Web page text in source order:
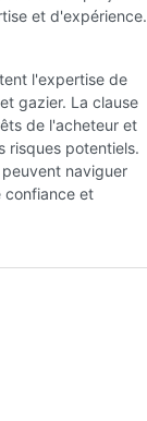
et d'expérience.
l'expertise de
gazier. La clause
de l'acheteur et
risques potentiels.
naviguer
confiance et